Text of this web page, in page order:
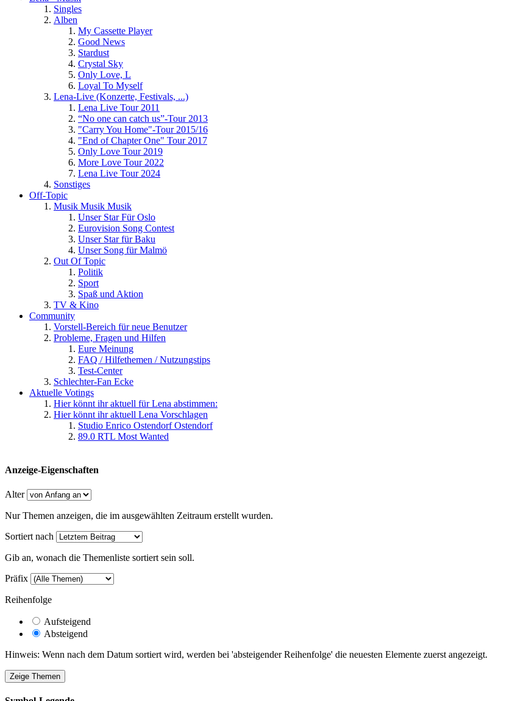
Singles
Alben
My Cassette Player
Good News
Stardust
Crystal Sky
Only Love, L
Loyal To Myself
Lena-Live (Konzerte, Festivals, ...)
Lena Live Tour 2011
“No one can catch us”-Tour 2013
"Carry You Home"-Tour 2015/16
"End of Chapter One" Tour 2017
Only Love Tour 2019
More Love Tour 2022
Lena Live Tour 2024
Sonstiges
Off-Topic
Musik Musik Musik
Unser Star Für Oslo
Eurovision Song Contest
Unser Star für Baku
Unser Song für Malmö
Out Of Topic
Politik
Sport
Spaß und Aktion
TV & Kino
Community
Vorstell-Bereich für neue Benutzer
Probleme, Fragen und Hilfen
Eure Meinung
FAQ / Hilfethemen / Nutzungstips
Test-Center
Schlechter-Fan Ecke
Aktuelle Votings
Hier könnt ihr aktuell für Lena abstimmen:
Hier könnt ihr aktuell Lena Vorschlagen
Studio Enrico Ostendorf Ostendorf
89.0 RTL Most Wanted
Anzeige-Eigenschaften
Alter
Nur Themen anzeigen, die im ausgewählten Zeitraum erstellt wurden.
Sortiert nach
Gib an, wonach die Themenliste sortiert sein soll.
Präfix
Reihenfolge
Aufsteigend
Absteigend
Hinweis: Wenn nach dem Datum sortiert wird, werden bei 'absteigender Reihenfolge' die neuesten Elemente zuerst angezeigt.